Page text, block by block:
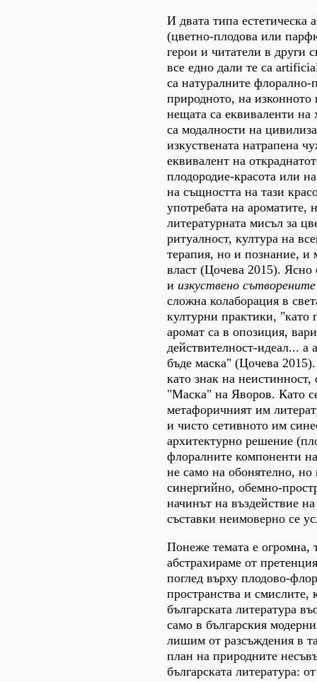
И двата типа естетическа
(цветно-плодова или
герои и читатели в други
все едно дали те са
са натуралните флорално-
природното, на изконното
нещата са еквиваленти
са модалности на
изкуствената натрапена
еквивалент на
плодородие-красота или
на същността на тази
употребата на ароматите,
литературната мисъл за
ритуалност, култура на
терапия, но и познание, и
власт (Цочева 2015).
и изкуствено сътворените
сложна колаборация в
културни практики,
аромат са в опозиция,
действителност-идеал... а
бъде маска" (Цочева
като знак на
"Маска" на Яворов. Като
метафоричният им
и чисто сетивното им
архитектурно решение
флоралните компоненти
не само на обонятелно, но
синергийно, обемно-
начинът на въздействие
съставки неимоверно се
Понеже темата е огромна,
абстрахираме от
поглед върху плодово-
пространства и смислите,
българската литература
само в българския
лишим от разсъждения в
план на природните
българската литература: